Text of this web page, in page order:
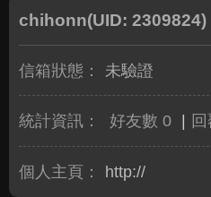
chihonn(UID: 2309824)
信箱狀態： 未驗證
統計資訊： 好友數 0
個人主頁： http://